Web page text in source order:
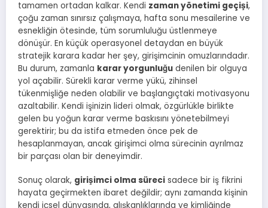
tamamen ortadan kalkar. Kendi zaman yönetimi geçişi,
çoğu zaman sınırsız çalışmaya, hafta sonu mesailerine ve
esnekliğin ötesinde, tüm sorumluluğu üstlenmeye
dönüşür. En küçük operasyonel detaydan en büyük
stratejik karara kadar her şey, girişimcinin omuzlarındadır.
Bu durum, zamanla karar yorgunluğu denilen bir olguya
yol açabilir. Sürekli karar verme yükü, zihinsel
tükenmişliğe neden olabilir ve başlangıçtaki motivasyonu
azaltabilir. Kendi işinizin lideri olmak, özgürlükle birlikte
gelen bu yoğun karar verme baskısını yönetebilmeyi
gerektirir; bu da istifa etmeden önce pek de
hesaplanmayan, ancak girişimci olma sürecinin ayrılmaz
bir parçası olan bir deneyimdir.
Sonuç olarak, girişimci olma süreci sadece bir iş fikrini
hayata geçirmekten ibaret değildir; aynı zamanda kişinin
kendi içsel dünyasında, alışkanlıklarında ve kimliğinde